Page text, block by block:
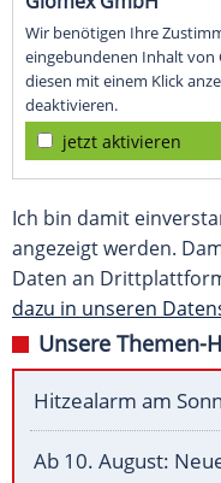
Wir benötigen Ihre
eingebundenen Inhalt von
diesen mit einem Klick
deaktivieren.
jetzt aktivieren
Ich bin damit
angezeigt werden.
Daten an
dazu in unseren
Unsere Themen-
Hitzealarm am
Ab 10. August: